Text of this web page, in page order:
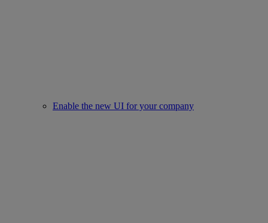
Enable the new UI for your company